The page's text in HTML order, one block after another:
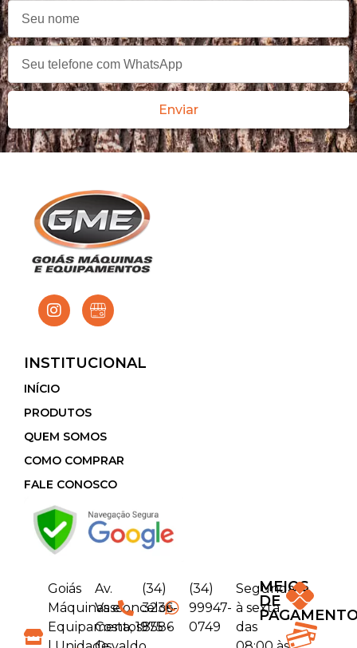
Enviar
INSTITUCIONAL
INÍCIO
PRODUTOS
QUEM SOMOS
COMO COMPRAR
FALE CONOSCO
Goiás
Máquinas e
Equipamentos
Av.
Vasconcelos
Costa, 1975 -
(34)
3236-
8586
(34)
99947-
0749
Segunda
à sexta
das
MEIOS
DE